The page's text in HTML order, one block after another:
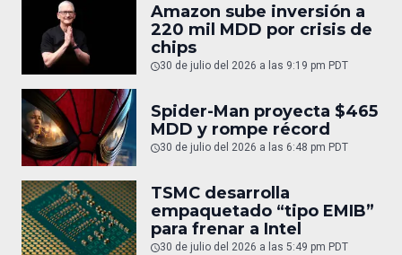
Amazon sube inversión a
220 mil MDD por crisis de
chips
30 de julio del 2026 a las 9:19 pm PDT
Spider-Man proyecta $465
MDD y rompe récord
30 de julio del 2026 a las 6:48 pm PDT
TSMC desarrolla
empaquetado “tipo EMIB”
para frenar a Intel
30 de julio del 2026 a las 5:49 pm PDT